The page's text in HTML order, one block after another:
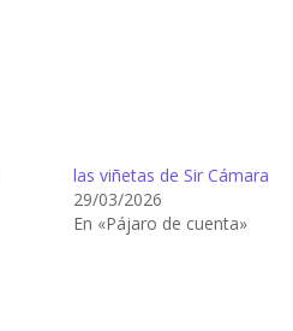
las viñetas de Sir Cámara
29/03/2026
En «Pájaro de cuenta»